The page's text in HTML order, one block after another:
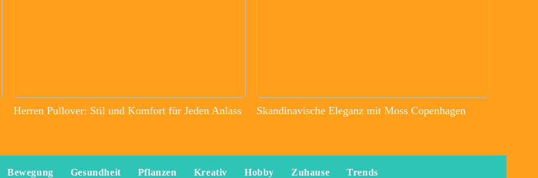
Herren Pullover: Stil und Komfort für Jeden Anlass Skandinavische Eleganz mit Moss Copenhagen
Bewegung Gesundheit Pflanzen Kreativ Hobby Zuhause Trends